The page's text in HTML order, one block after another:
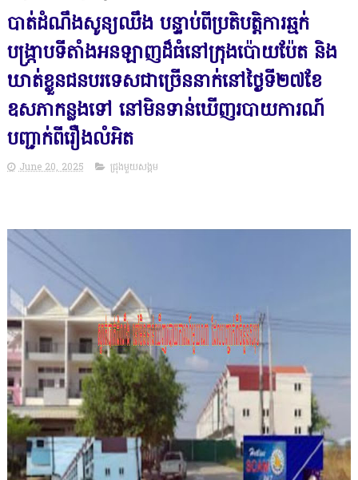
បាត់ដំណឹងសូន្យឈឹង បន្ទាប់ពីប្រតិបត្តិការឆ្មក់
បង្រ្កាបទីតាំងអនឡាញដ៏ធំនៅក្រុងប៉ោយប៉ែត និង
ឃាត់ខ្លួនជនបរទេសជាច្រើននាក់នៅថ្ងៃទី២៧ខែ
ឧសភាកន្លងទៅ នៅមិនទាន់ឃើញរបាយការណ៍
បញ្ជាក់ពីរឿងលំអិត
June 20, 2025 ជ្រុងមួយសង្គម